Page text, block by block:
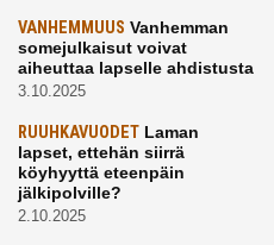
VANHEMMUUS Vanhemman
somejulkaisut voivat
aiheuttaa lapselle ahdistusta
3.10.2025
RUUHKAVUODET Laman
lapset, ettehän siirrä
köyhyyttä eteenpäin
jälkipolville?
2.10.2025